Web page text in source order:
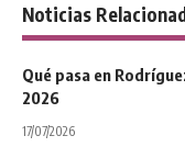
Noticias
Qué pasa en
2026
17/07/2026